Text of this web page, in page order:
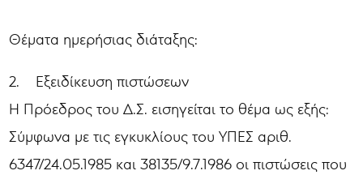
Θέματα ημερήσιας διάταξης:
2. Εξειδίκευση πιστώσεων
Η Πρόεδρος του Δ.Σ. εισηγείται το θέμα ως εξής:
Σύμφωνα με τις εγκυκλίους του ΥΠΕΣ αριθ.
6347/24.05.1985 και 38135/9.7.1986 οι πιστώσεις που